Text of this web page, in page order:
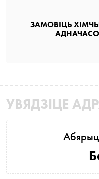
ЗАМОВІЦЬ
УВЯДЗІЦЕ